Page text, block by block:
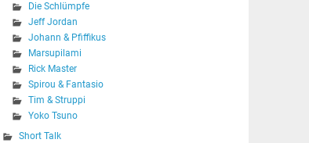
Die Schlümpfe
Jeff Jordan
Johann & Pfiffikus
Marsupilami
Rick Master
Spirou & Fantasio
Tim & Struppi
Yoko Tsuno
Short Talk